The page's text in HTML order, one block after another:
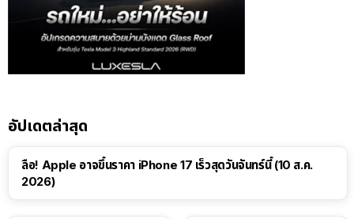
อัปเดตล่าสุด
ลือ! Apple อาจขึ้นราคา iPhone 17 เร็วสุดวันจันทร์นี้ (10 ส.ค.
2026)